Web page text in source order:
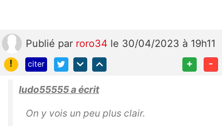
Publié par roro34 le 30/04/2023 à 19h11
!
citer + -
ludo55555 a écrit
On y vois un peu plus clair.